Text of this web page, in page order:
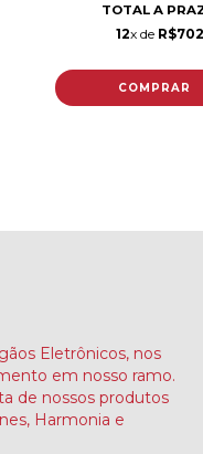
TOTAL A
12x de
Eletrônicos, nos
em nosso ramo.
de nossos produtos
Harmonia e